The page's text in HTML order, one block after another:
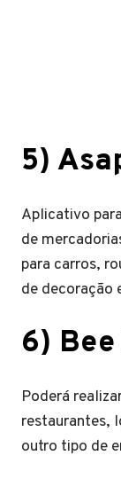
5)
Aplicativo
de
para carros,
de decoração
6)
Poderá
restaurantes,
outro tipo de